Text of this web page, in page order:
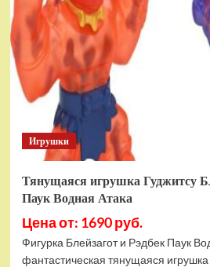
Гуджитсу
Тайгор
и
Вайпер
Игрушки
Тянущаяся игрушка Гуджитсу
Паук Водная Атака
Цена от: 1690 руб.
Фигурка Блейзагот и Рэдбек Паук
фантастическая тянущаяся